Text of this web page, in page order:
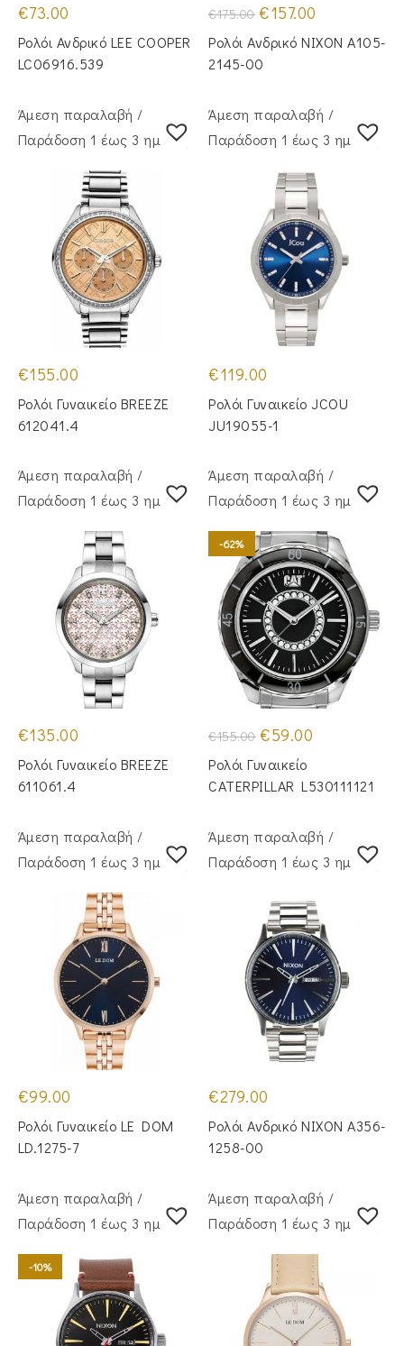
€73.00
Ρολόι Ανδρικό LEE COOPER
LC06916.539
€175.00 Original
price
was:
€175.00.
€157.00
τιμή
είναι:
Ρολόι Ανδρικό NIXON A105-
2145-00
Άμεση παραλαβή /
Παράδoση 1 έως 3 ημέρες
€155.00
Ρολόι Γυναικείο BREEZE
612041.4
Άμεση παραλαβή /
Παράδoση 1 έως 3 ημέρες
€119.00
Ρολόι Γυναικείο JCOU
JU19055-1
Άμεση παραλαβή /
Παράδoση 1 έως 3 ημέρες
€135.00
Ρολόι Γυναικείο BREEZE
611061.4
Άμεση παραλαβή /
Παράδoση 1 έως 3 ημέρες
-62%
€155.00 Original
price
€155.00.
€59.00
€59.00.
Ρολόι Γυναικείο
CATERPILLAR L530111121
Άμεση παραλαβή /
Παράδoση 1 έως 3 ημέρες
€99.00
Ρολόι Γυναικείο LE DOM
LD.1275-7
Άμεση παραλαβή /
Παράδoση 1 έως 3 ημέρες
€279.00
Ρολόι Ανδρικό NIXON A356-
1258-00
Άμεση παραλαβή /
Παράδoση 1 έως 3 ημέρες
-10%
Άμεση παραλαβή /
Παράδoση 1 έως 3 ημέρες